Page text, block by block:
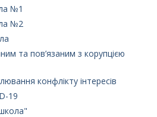
№1
№2
та пов’язаним з корупцією
конфлікту інтересів
19